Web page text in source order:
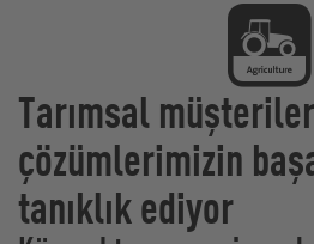
Tarımsal
çözümlerimizin
tanıklık ediyor